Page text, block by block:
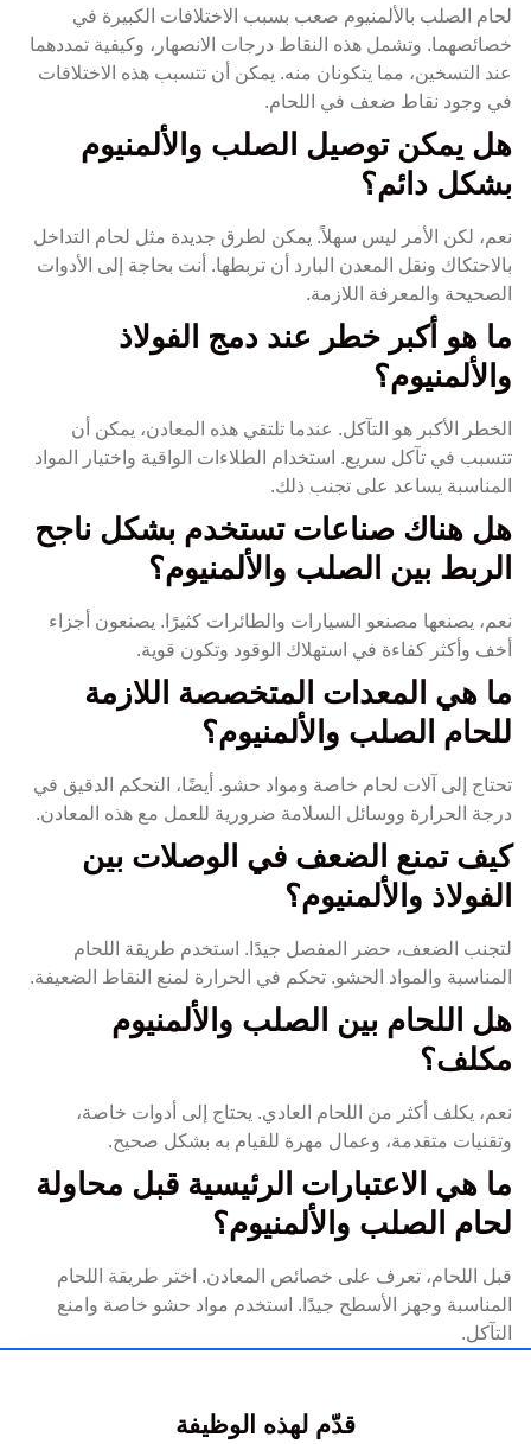
لحام الصلب بالألمنيوم صعب بسبب الاختلافات الكبيرة في
خصائصهما. وتشمل هذه النقاط درجات الانصهار، وكيفية تمددهما
عند التسخين، مما يتكونان منه. يمكن أن تتسبب هذه الاختلافات
في وجود نقاط ضعف في اللحام.
هل يمكن توصيل الصلب والألمنيوم
بشكل دائم؟
نعم، لكن الأمر ليس سهلاً. يمكن لطرق جديدة مثل لحام التداخل
بالاحتكاك ونقل المعدن البارد أن تربطها. أنت بحاجة إلى الأدوات
الصحيحة والمعرفة اللازمة.
ما هو أكبر خطر عند دمج الفولاذ
والألمنيوم؟
الخطر الأكبر هو التآكل. عندما تلتقي هذه المعادن، يمكن أن
تتسبب في تآكل سريع. استخدام الطلاءات الواقية واختيار المواد
المناسبة يساعد على تجنب ذلك.
هل هناك صناعات تستخدم بشكل ناجح
الربط بين الصلب والألمنيوم؟
نعم، يصنعها مصنعو السيارات والطائرات كثيرًا. يصنعون أجزاء
أخف وأكثر كفاءة في استهلاك الوقود وتكون قوية.
ما هي المعدات المتخصصة اللازمة
للحام الصلب والألمنيوم؟
تحتاج إلى آلات لحام خاصة ومواد حشو. أيضًا، التحكم الدقيق في
درجة الحرارة ووسائل السلامة ضرورية للعمل مع هذه المعادن.
كيف تمنع الضعف في الوصلات بين
الفولاذ والألمنيوم؟
لتجنب الضعف، حضر المفصل جيدًا. استخدم طريقة اللحام
المناسبة والمواد الحشو. تحكم في الحرارة لمنع النقاط الضعيفة.
هل اللحام بين الصلب والألمنيوم
مكلف؟
نعم، يكلف أكثر من اللحام العادي. يحتاج إلى أدوات خاصة،
وتقنيات متقدمة، وعمال مهرة للقيام به بشكل صحيح.
ما هي الاعتبارات الرئيسية قبل محاولة
لحام الصلب والألمنيوم؟
قبل اللحام، تعرف على خصائص المعادن. اختر طريقة اللحام
المناسبة وجهز الأسطح جيدًا. استخدم مواد حشو خاصة وامنع
التآكل.
قدّم لهذه الوظيفة